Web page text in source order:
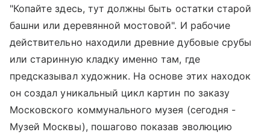
"Копайте здесь, тут должны быть остатки старой
башни или деревянной мостовой". И рабочие
действительно находили древние дубовые срубы
или старинную кладку именно там, где
предсказывал художник. На основе этих находок
он создал уникальный цикл картин по заказу
Московского коммунального музея (сегодня -
Музей Москвы), пошагово показав эволюцию